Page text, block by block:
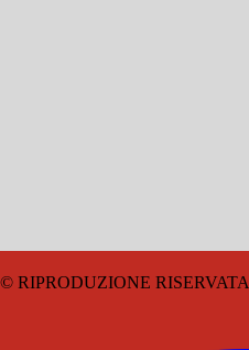
© RIPRODUZIONE RISERVATA